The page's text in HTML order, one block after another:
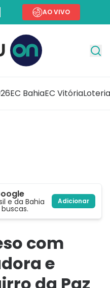
AO VIVO
EC BahiaEC Vitória
e da Bahia Adicionar
com
e